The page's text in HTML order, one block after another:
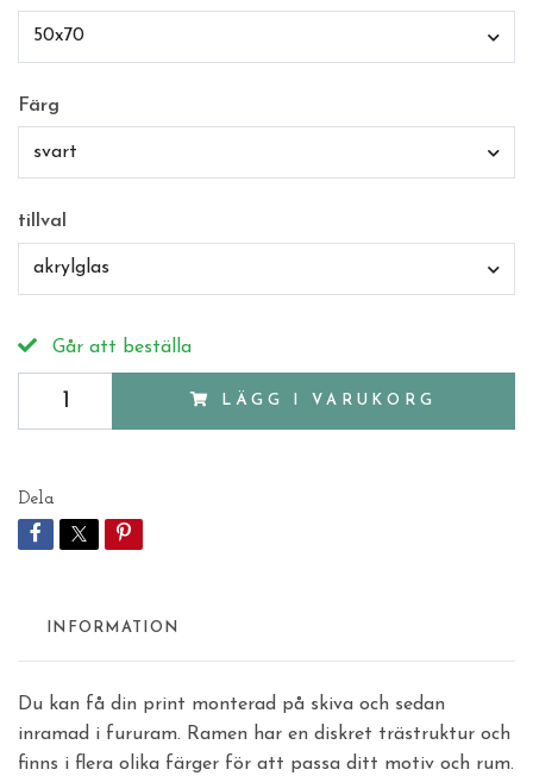
50x70
Färg
svart
tillval
akrylglas
Går att beställa
LÄGG I VARUKORG
Dela
INFORMATION
Du kan få din print monterad på skiva och sedan
inramad i fururam. Ramen har en diskret trästruktur och
finns i flera olika färger för att passa ditt motiv och rum.